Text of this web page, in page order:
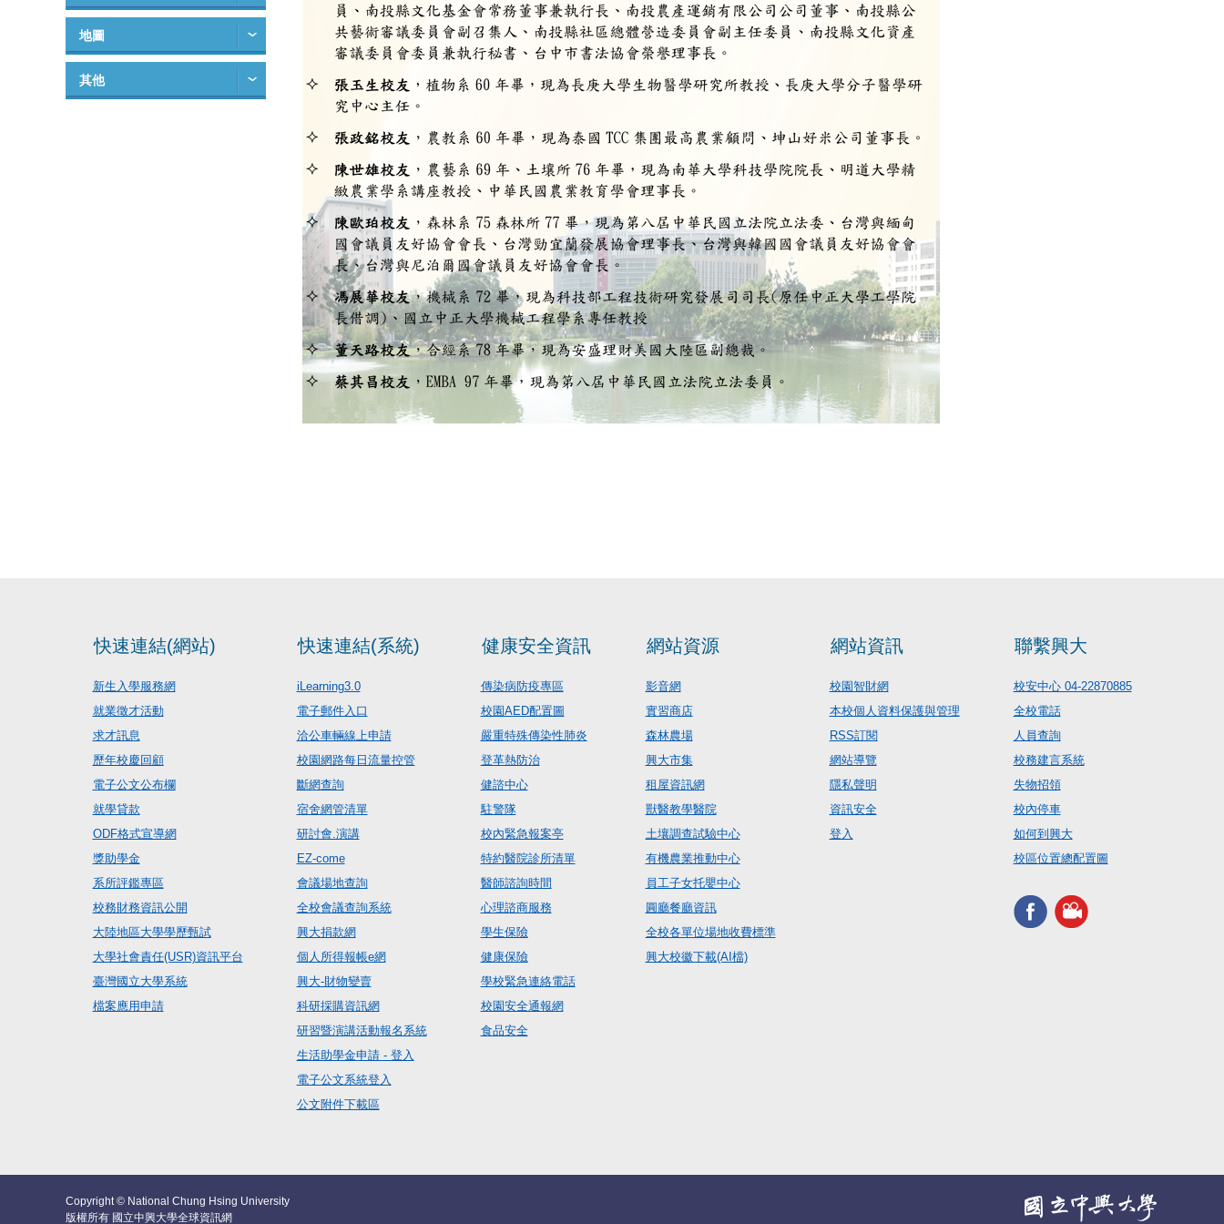
地圖
其他
快速連結(網站)
新生入學服務網
就業徵才活動
求才訊息
歷年校慶回顧
電子公文公布欄
就學貸款
ODF格式宣導網
獎助學金
系所評鑑專區
校務財務資訊公開
大陸地區大學學歷甄試
大學社會責任(USR)資訊平台
臺灣國立大學系統
檔案應用申請
快速連結(系統)
iLearning3.0
電子郵件入口
洽公車輛線上申請
校園網路每日流量控管
斷網查詢
宿舍網管清單
研討會.演講
EZ-come
會議場地查詢
全校會議查詢系統
興大捐款網
個人所得報帳e網
興大-財物變賣
科研採購資訊網
研習暨演講活動報名系統
生活助學金申請 - 登入
電子公文系統登入
公文附件下載區
健康安全資訊
傳染病防疫專區
校園AED配置圖
嚴重特殊傳染性肺炎
登革熱防治
健諮中心
駐警隊
校內緊急報案亭
特約醫院診所清單
醫師諮詢時間
心理諮商服務
學生保險
健康保險
學校緊急連絡電話
校園安全通報網
食品安全
網站資源
影音網
實習商店
森林農場
興大市集
租屋資訊網
獸醫教學醫院
土壤調查試驗中心
有機農業推動中心
員工子女托嬰中心
圓廳餐廳資訊
全校各單位場地收費標準
興大校徽下載(AI檔)
網站資訊
校園智財網
本校個人資料保護與管理
RSS訂閱
網站導覽
隱私聲明
資訊安全
登入
聯繫興大
校安中心 04-22870885
全校電話
人員查詢
校務建言系統
失物招領
校內停車
如何到興大
校區位置總配置圖
Copyright © National Chung Hsing University
版權所有 國立中興大學全球資訊網